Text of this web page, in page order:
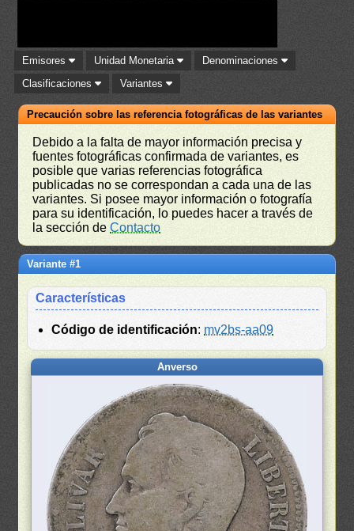
Emisores Unidad Monetaria
Denominaciones
Clasificaciones
Variantes
Precaución sobre las referencia fotográficas de las variantes
Debido a la falta de mayor información precisa y
fuentes fotográficas confirmada de variantes, es
posible que varias referencias fotográfica
publicadas no se correspondan a cada una de las
variantes. Si posee mayor información o fotografía
para su identificación, lo puedes hacer a través de
la sección deContacto
Variante #1
Características
Código de identificación: mv2bs-aa09
Anverso